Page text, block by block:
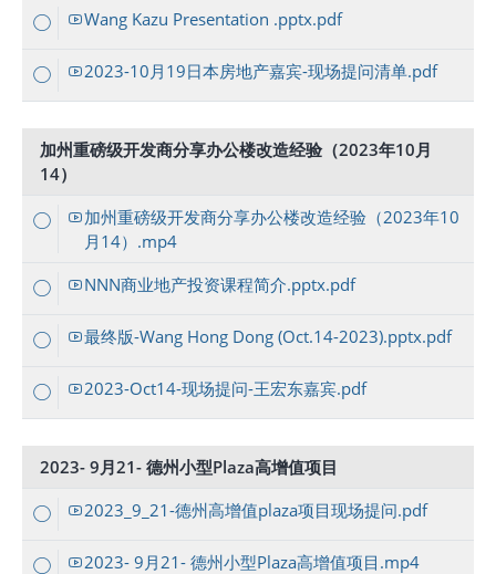
Wang Kazu Presentation .pptx.pdf
2023-10月19日本房地产嘉宾-现场提问清单.pdf
加州重磅级开发商分享办公楼改造经验（2023年10月
14）
加州重磅级开发商分享办公楼改造经验（2023年10
月14）.mp4
NNN商业地产投资课程简介.pptx.pdf
最终版-Wang Hong Dong (Oct.14-2023).pptx.pdf
2023-Oct14-现场提问-王宏东嘉宾.pdf
2023- 9月21- 德州小型Plaza高增值项目
2023_9_21-德州高增值plaza项目现场提问.pdf
2023- 9月21- 德州小型Plaza高增值项目.mp4